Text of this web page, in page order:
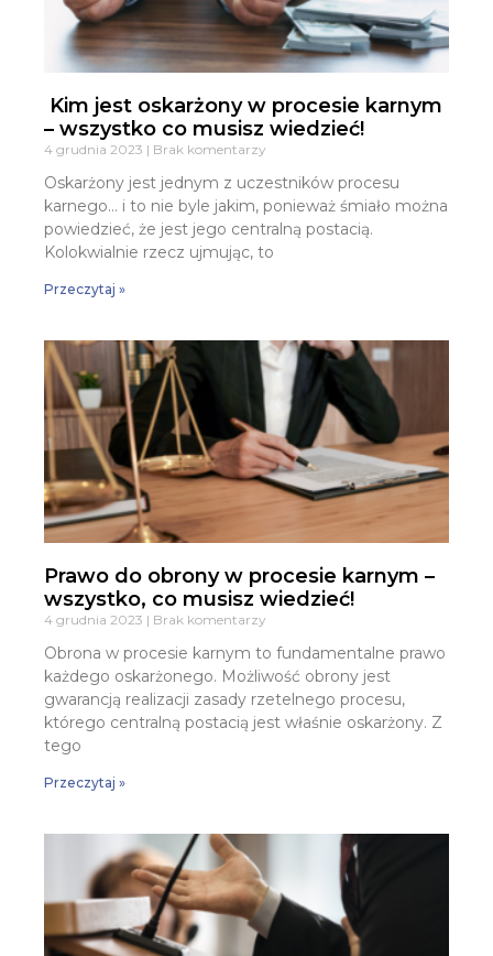
Kim jest oskarżony w procesie karnym
– wszystko co musisz wiedzieć!
4 grudnia 2023 Brak komentarzy
Oskarżony jest jednym z uczestników procesu
karnego… i to nie byle jakim, ponieważ śmiało można
powiedzieć, że jest jego centralną postacią.
Kolokwialnie rzecz ujmując, to
Przeczytaj »
Prawo do obrony w procesie karnym –
wszystko, co musisz wiedzieć!
4 grudnia 2023 Brak komentarzy
Obrona w procesie karnym to fundamentalne prawo
każdego oskarżonego. Możliwość obrony jest
gwarancją realizacji zasady rzetelnego procesu,
którego centralną postacią jest właśnie oskarżony. Z
tego
Przeczytaj »